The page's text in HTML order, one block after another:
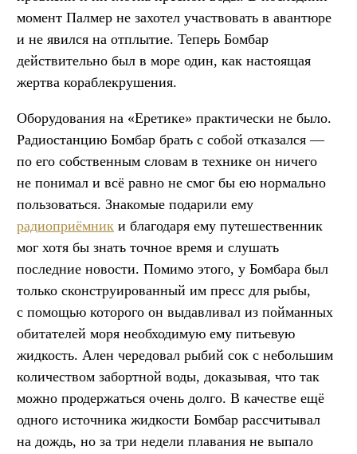
момент Палмер не захотел участвовать в авантюре
и не явился на отплытие. Теперь Бомбар
действительно был в море один, как настоящая
жертва кораблекрушения.
Оборудования на «Еретике» практически не было.
Радиостанцию Бомбар брать с собой отказался —
по его собственным словам в технике он ничего
не понимал и всё равно не смог бы ею нормально
пользоваться. Знакомые подарили ему
радиоприёмник и благодаря ему путешественник
мог хотя бы знать точное время и слушать
последние новости. Помимо этого, у Бомбара был
только сконструированный им пресс для рыбы,
с помощью которого он выдавливал из пойманных
обитателей моря необходимую ему питьевую
жидкость. Ален чередовал рыбий сок с небольшим
количеством забортной воды, доказывая, что так
можно продержаться очень долго. В качестве ещё
одного источника жидкости Бомбар рассчитывал
на дождь, но за три недели плавания не выпало